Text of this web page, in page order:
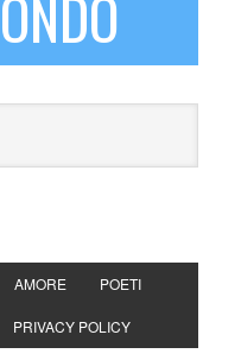
AMORE POETI
PRIVACY POLICY